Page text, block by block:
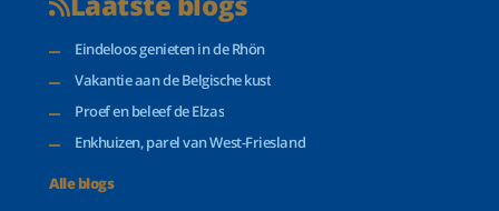
Eindeloos genieten in de Rhön
Vakantie aan de Belgische kust
Proef en beleef de Elzas
Enkhuizen, parel van West-Friesland
Alle blogs